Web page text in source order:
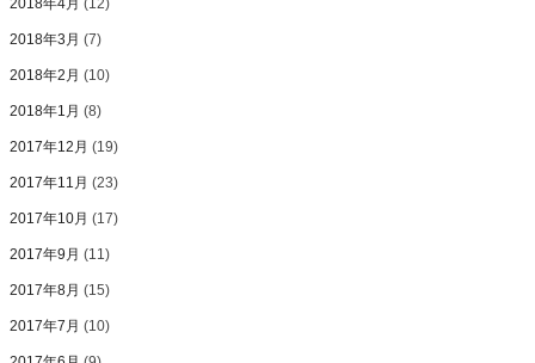
2018年4月 (12)
2018年3月 (7)
2018年2月 (10)
2018年1月 (8)
2017年12月 (19)
2017年11月 (23)
2017年10月 (17)
2017年9月 (11)
2017年8月 (15)
2017年7月 (10)